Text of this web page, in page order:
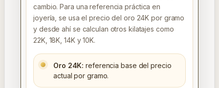
cambio. Para una referencia práctica en
joyería, se usa el precio del oro 24K por gramo
y desde ahí se calculan otros kilatajes como
22K, 18K, 14K y 10K.
Oro 24K: referencia base del precio
actual por gramo.